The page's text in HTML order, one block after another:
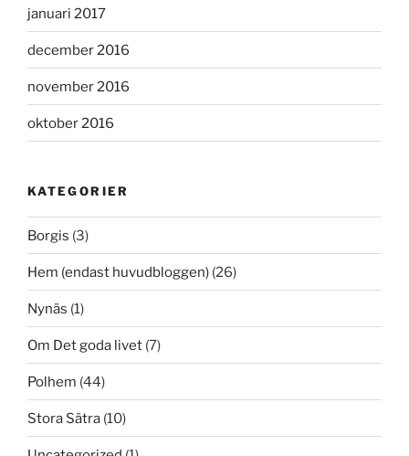
januari 2017
december 2016
november 2016
oktober 2016
KATEGORIER
Borgis (3)
Hem (endast huvudbloggen) (26)
Nynäs (1)
Om Det goda livet (7)
Polhem (44)
Stora Sätra (10)